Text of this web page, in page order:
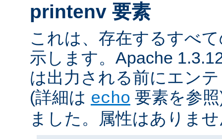
printenv 要素
これは、存在するすべ
示します。Apache
は出力される前にエン
(詳細は echo 要素を参
ました。属性はありま